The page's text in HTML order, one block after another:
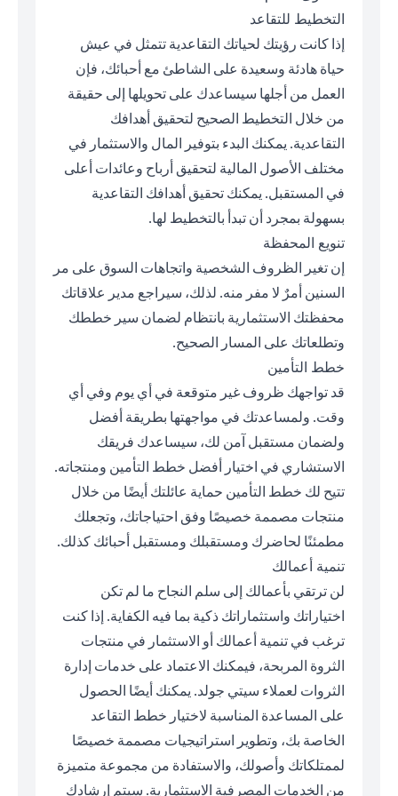
التخطيط للتقاعد
إذا كانت رؤيتك لحياتك التقاعدية تتمثل في عيش
حياة هادئة وسعيدة على الشاطئ مع أحبائك، فإن
العمل من أجلها سيساعدك على تحويلها إلى حقيقة
من خلال التخطيط الصحيح لتحقيق أهدافك
التقاعدية. يمكنك البدء بتوفير المال والاستثمار في
مختلف الأصول المالية لتحقيق أرباح وعائدات أعلى
في المستقبل. يمكنك تحقيق أهدافك التقاعدية
بسهولة بمجرد أن تبدأ بالتخطيط لها.
تنويع المحفظة
إن تغير الظروف الشخصية واتجاهات السوق على مر
السنين أمرٌ لا مفر منه. لذلك، سيراجع مدير علاقاتك
محفظتك الاستثمارية بانتظام لضمان سير خططك
وتطلعاتك على المسار الصحيح.
خطط التأمين
قد تواجهك ظروف غير متوقعة في أي يوم وفي أي
وقت. ولمساعدتك في مواجهتها بطريقة أفضل
ولضمان مستقبل آمن لك، سيساعدك فريقك
الاستشاري في اختيار أفضل خطط التأمين ومنتجاته.
تتيح لك خطط التأمين حماية عائلتك أيضًا من خلال
منتجات مصممة خصيصًا وفق احتياجاتك، وتجعلك
مطمئنًا لحاضرك ومستقبلك ومستقبل أحبائك كذلك.
تنمية أعمالك
لن ترتقي بأعمالك إلى سلم النجاح ما لم تكن
اختياراتك واستثماراتك ذكية بما فيه الكفاية. إذا كنت
ترغب في تنمية أعمالك أو الاستثمار في منتجات
الثروة المربحة، فيمكنك الاعتماد على خدمات إدارة
الثروات لعملاء سيتي جولد. يمكنك أيضًا الحصول
على المساعدة المناسبة لاختيار خطط التقاعد
الخاصة بك، وتطوير استراتيجيات مصممة خصيصًا
لممتلكاتك وأصولك، والاستفادة من مجموعة متميزة
من الخدمات المصرفية الاستثمارية. سيتم إرشادك